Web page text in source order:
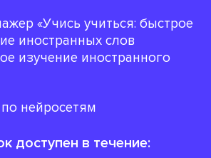
«Учись учиться: быстрое
иностранных слов
изучение иностранного
нейросетям
доступен в течение: